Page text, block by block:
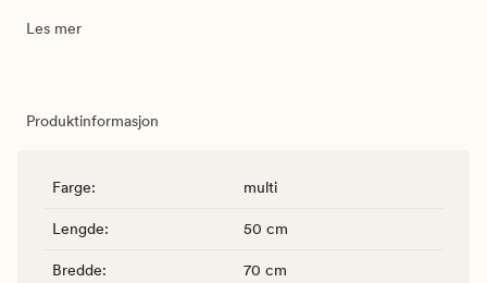
Les mer
Produktinformasjon
Farge: multi
Lengde: 50 cm
Bredde: 70 cm